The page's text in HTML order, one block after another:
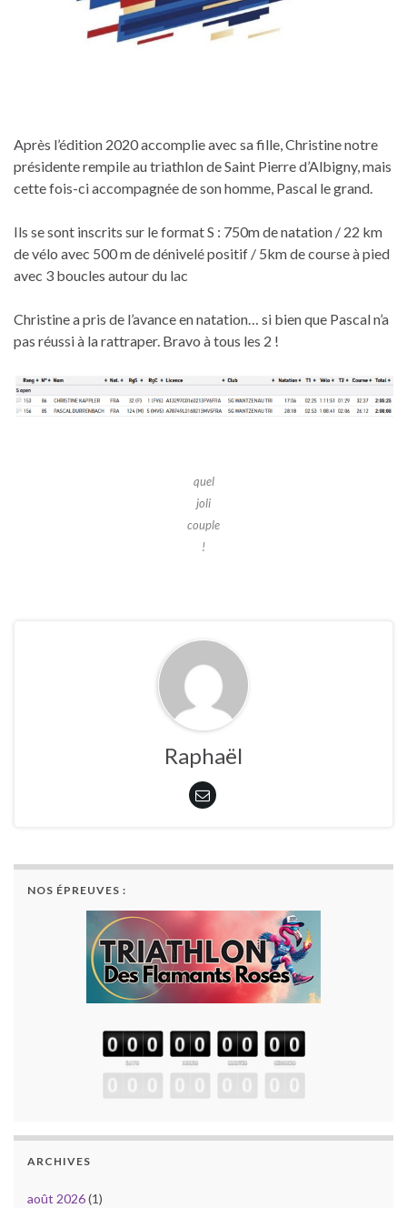
Après l’édition 2020 accomplie avec sa fille, Christine notre
présidente rempile au triathlon de Saint Pierre d’Albigny, mais
cette fois-ci accompagnée de son homme, Pascal le grand.
Ils se sont inscrits sur le format S : 750m de natation / 22 km
de vélo avec 500 m de dénivelé positif / 5km de course à pied
avec 3 boucles autour du lac
Christine a pris de l’avance en natation… si bien que Pascal n’a
pas réussi à la rattraper. Bravo à tous les 2 !
quel
joli
couple
!
Raphaël
NOS ÉPREUVES :
ARCHIVES
août 2026(1)